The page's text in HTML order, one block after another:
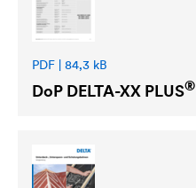
PDF | 84,3 kB
DoP DELTA-XX PLUS®